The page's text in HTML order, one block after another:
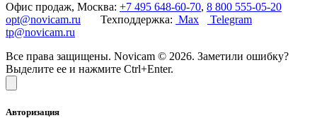
Офис продаж, Москва: +7 495 648-60-70, 8 800 555-05-20
opt@novicam.ru Техподдержка: Max
Telegram
tp@novicam.ru
Все права защищены. Novicam © 2026. Заметили ошибку?
Выделите ее и нажмите Ctrl+Enter.
Авторизация